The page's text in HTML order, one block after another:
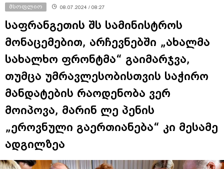
მსოფლიო 08.07.2024 / 08:27
საფრანგეთის შს სამინისტროს
მონაცემებით, არჩევნებში „ახალმა
სახალხო ფრონტმა“ გაიმარჯვა,
თუმცა უმრავლესობისთვის საჭირო
მანდატების რაოდენობა ვერ
მოიპოვა, მარინ ლე პენის
„ეროვნული გაერთიანება“ კი მესამე
ადგილზეა